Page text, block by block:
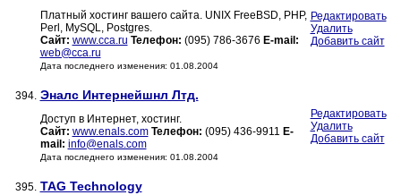
Платный хостинг вашего сайта. UNIX FreeBSD, PHP,
Perl, MySQL, Postgres.
Сайт: www.cca.ru Телефон: (095) 786-3676 E-mail:
web@cca.ru
Дата последнего изменения: 01.08.2004
Редактировать
Удалить
Добавить сайт
394. Эналс Интернейшнл Лтд.
Доступ в Интернет, хостинг.
Сайт: www.enals.com Телефон: (095) 436-9911 E-
mail: info@enals.com
Дата последнего изменения: 01.08.2004
Редактировать
Удалить
Добавить сайт
395. TAG Technology